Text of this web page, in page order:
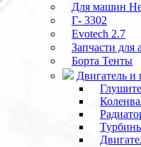
Для машин
Г- 3302
Evotech 2.7
Запчасти для
Борта Тенты
Двигатель и